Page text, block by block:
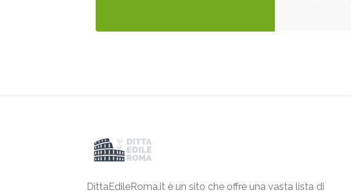
DittaEdileRoma.it è un sito che offre una vasta lista di